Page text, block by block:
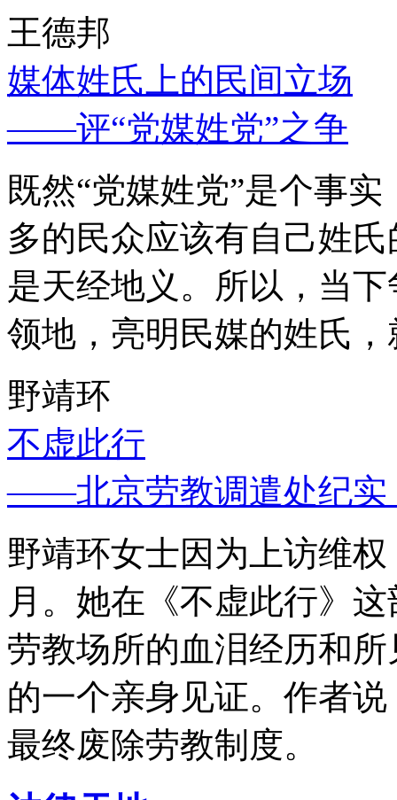
王德邦
媒体姓氏上的民间立场
——评“党媒姓党”之争
既然“党媒姓党”是个事
多的民众应该有自己姓
是天经地义。所以，当
领地，亮明民媒的姓氏
野靖环
不虚此行
——北京劳教调遣处纪实
野靖环女士因为上访维
月。她在《不虚此行》
劳教场所的血泪经历和
的一个亲身见证。作者
最终废除劳教制度。